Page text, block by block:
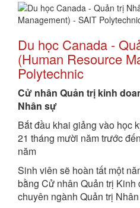
Du học Canada -
(Human Resource
Polytechnic
Cử nhân Quản trị kinh
Nhân sự
Bắt đầu khai giảng vào học
21 tháng mười năm trước
năm
Sinh viên sẽ hoàn tất một
bằng Cử nhân Quản trị
chuyên ngành Quản trị